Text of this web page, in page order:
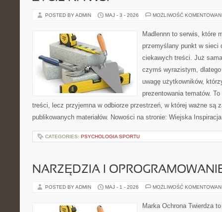
POSTED BY ADMIN MAJ - 3 - 2026 MOŻLIWOŚĆ
Madlennn to serwis, które
przemyślany punkt w sieci
ciekawych treści. Już
czymś wyrazistym,
uwagę użytkowników,
prezentowania tematów.
treści, lecz przyjemna w odbiorze przestrzeń, w której ważne są
publikowanych materiałów. Nowości na stronie: Wiejska
CATEGORIES: PSYCHOLOGIA SPORTU
NARZĘDZIA I
POSTED BY ADMIN MAJ - 1 - 2026 MOŻLIWOŚĆ
Marka Ochrona Twierdza